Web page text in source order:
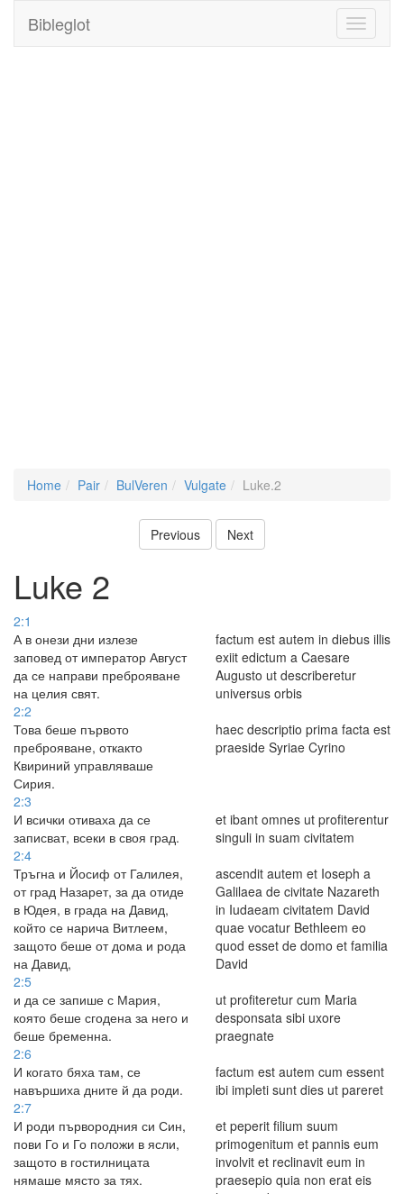
Toggle
Bibleglot
Home Pair BulVeren Vulgate Luke.2
Previous Next
Luke 2
2:1
А в онези дни излезе
заповед от император Август
да се направи преброяване
на целия свят.
factum est autem in diebus illis
exiit edictum a Caesare
Augusto ut describeretur
universus orbis
2:2
Това беше първото
преброяване, откакто
Квириний управляваше
Сирия.
haec descriptio prima facta est
praeside Syriae Cyrino
2:3
И всички отиваха да се
записват, всеки в своя град.
et ibant omnes ut profiterentur
singuli in suam civitatem
2:4
Тръгна и Йосиф от Галилея,
от град Назарет, за да отиде
в Юдея, в града на Давид,
който се нарича Витлеем,
защото беше от дома и рода
на Давид,
ascendit autem et Ioseph a
Galilaea de civitate Nazareth
in Iudaeam civitatem David
quae vocatur Bethleem eo
quod esset de domo et familia
David
2:5
и да се запише с Мария,
която беше сгодена за него и
беше бременна.
ut profiteretur cum Maria
desponsata sibi uxore
praegnate
2:6
И когато бяха там, се
навършиха дните й да роди.
factum est autem cum essent
ibi impleti sunt dies ut pareret
2:7
И роди първородния си Син,
пови Го и Го положи в ясли,
защото в гостилницата
нямаше място за тях.
et peperit filium suum
primogenitum et pannis eum
involvit et reclinavit eum in
praesepio quia non erat eis